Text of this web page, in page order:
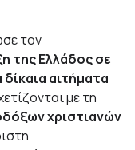
τον
της Ελλάδος σε
αιτήματα
με τη
χριστιανών